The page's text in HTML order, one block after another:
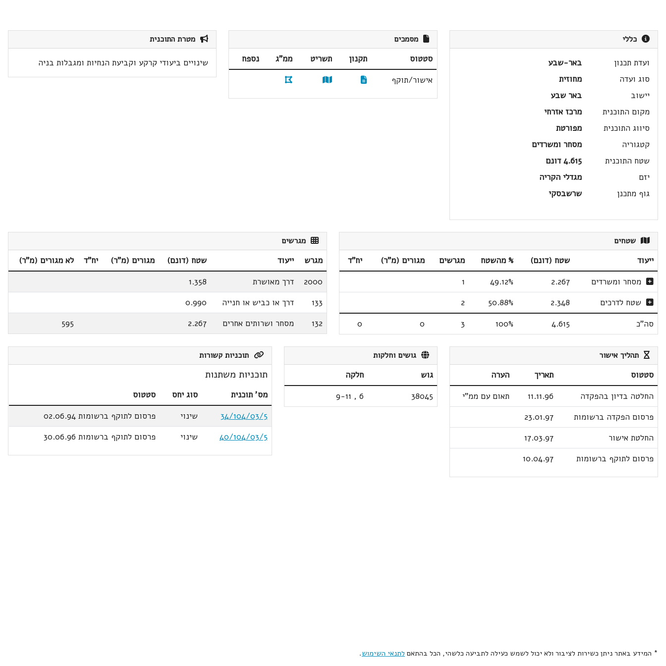
כללי
ועדת תכנון
באר-שבע
סוג ועדה
מחוזית
יישוב
באר שבע
מקום התוכנית
מרכז אזרחי
סיווג התוכנית
מפורטת
קטגוריה
מסחר ומשרדים
שטח התוכנית
4.615 דונם
יזם
מגדלי הקריה
גוף מתכנן
שרשבסקי
מסמכים
סטטוס תקנון תשריט ממ"ג
נספח
אישור/תוקף
מטרת התוכנית
שינויים ביעודי קרקע וקביעת הנחיות ומגבלות בניה
שטחים
ייעוד שטח (דונם) % מהשטח מגרשים מגורים (מ"ר)
יח"ד
מסחר ומשרדים
2.267
49.12%
1
שטח לדרכים
2.348
50.88%
2
סה"כ
4.615
100%
3
0
0
מגרשים
מגרש ייעוד שטח (דונם) מגורים (מ"ר) יח"ד
לא מגורים (מ"ר)
2000
דרך מאושרת
1.358
133
דרך או כביש או חנייה
0.990
132
מסחר ושרותים אחרים 2.267
595
תהליך אישור
סטטוס תאריך
הערה
החלטה בדיון בהפקדה
11.11.96
תאום עם ממ"י
פרסום הפקדה ברשומות
23.01.97
החלטת אישור
17.03.97
פרסום לתוקף ברשומות
10.04.97
גושים וחלקות
גוש
חלקה
38045
6
,
9-11
תוכניות קשורות
תוכניות משתנות
מס' תוכנית סוג יחס
סטטוס
34/104/03/5
שינוי
פרסום לתוקף ברשומות 02.06.94
40/104/03/5
שינוי פרסום לתוקף ברשומות 30.06.96
* המידע באתר ניתן כשירות לציבור ולא יכול לשמש כעילה לתביעה כלשהי, הכל בהתאם לתנאי השימוש.